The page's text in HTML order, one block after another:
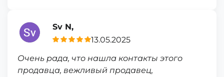
Sv N,
13.05.2025
Очень рада, что нашла контакты этого
продавца, вежливый продавец,